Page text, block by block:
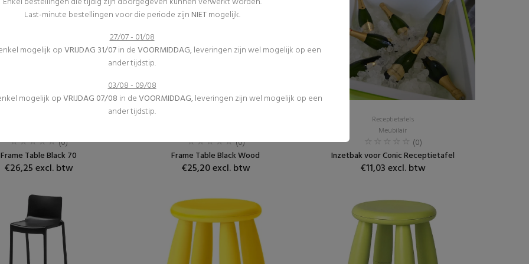
(0)
Frame Table Black 70
€26,25 excl. btw
(0)
Frame Table Black Wood
€25,20 excl. btw
Receptietafels
Meubilair
(0)
Inzetbak voor Conic Receptietafel
€11,03 excl. btw
Last-minute bestellingen voor die periode zijn NIETmogelijk.
27/07 - 01/08
mogelijk opVRIJDAG 31/07in deVOORMIDDAG, leveringen zijn wel mogelijk op een
ander tijdstip.
03/08 - 09/08
mogelijk opVRIJDAG 07/08 in deVOORMIDDAG, leveringen zijn wel mogelijk op een
ander tijdstip.